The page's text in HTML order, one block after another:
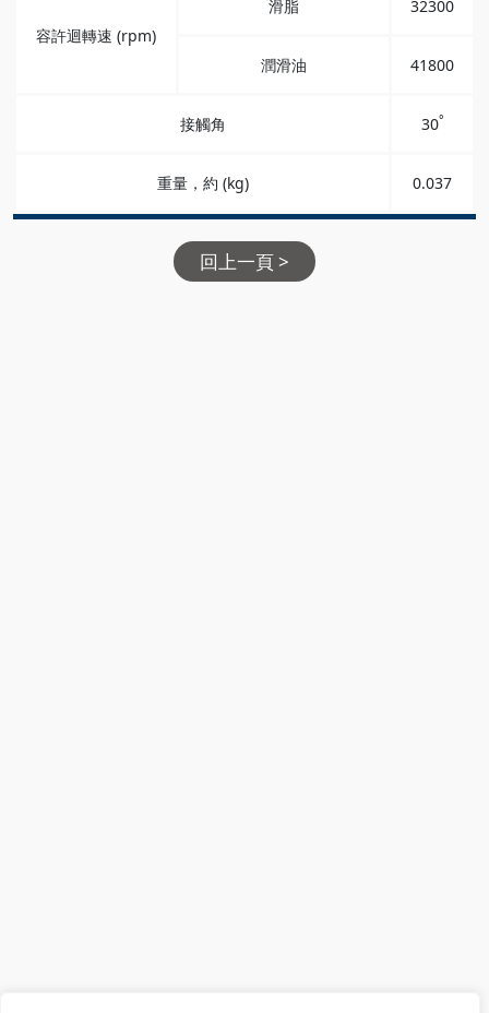
容許迴轉速 (rpm)
滑脂 32300
潤滑油 41800
接觸角 30°
重量，約 (kg) 0.037
回上一頁 >